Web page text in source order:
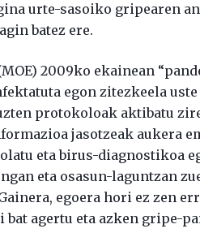
urte-sasoiko gripearen
batez ere.
2009ko ekainean
egon zitezkeela
protokoloak aktibatu
jasotzeak aukera
eta birus-diagnostikoa
eta osasun-laguntzan
egoera hori ez zen
agertu eta azken gripe-